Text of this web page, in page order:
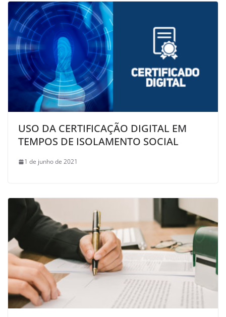
USO DA CERTIFICAÇÃO DIGITAL EM
TEMPOS DE ISOLAMENTO SOCIAL
1 de junho de 2021